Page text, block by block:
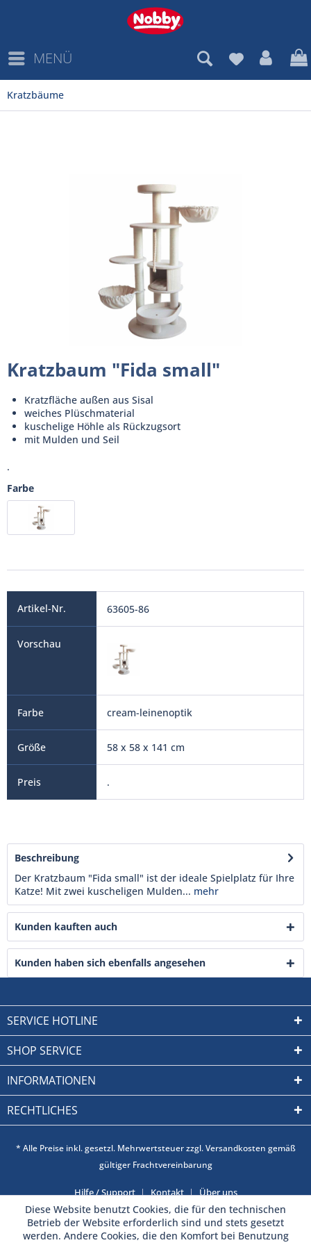
MENÜ
Kratzbäume
Kratzbaum "Fida small"
Kratzfläche außen aus Sisal
weiches Plüschmaterial
kuschelige Höhle als Rückzugsort
mit Mulden und Seil
.
Farbe
63605-86
cream-leinenoptik
58 x 58 x 141 cm
.
Beschreibung
Der Kratzbaum "Fida small" ist der ideale Spielplatz für Ihre
Katze! Mit zwei kuscheligen Mulden... mehr
Kunden kauften auch
Kunden haben sich ebenfalls angesehen
SERVICE HOTLINE
SHOP SERVICE
INFORMATIONEN
RECHTLICHES
* Alle Preise inkl. gesetzl. Mehrwertsteuer zzgl. Versandkosten gemäß
gültiger Frachtvereinbarung
Hilfe / Support Kontakt Über uns
Diese Website benutzt Cookies, die für den technischen
Betrieb der Website erforderlich sind und stets gesetzt
werden. Andere Cookies, die den Komfort bei Benutzung